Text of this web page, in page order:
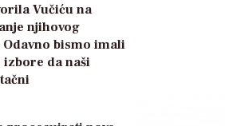
Vučiću na
njihovog
bismo imali
da naši